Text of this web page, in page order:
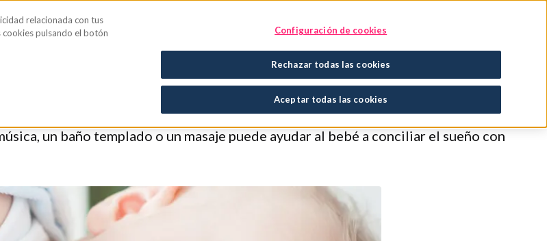
Encuentra tu tratamiento
relaje antes de ir a dormir
un baño templado o un masaje puede ayudar al bebé a conciliar el sueño con
relacionada con tus
cookies pulsando el botón
Configuración de cookies
Rechazar todas las cookies
Aceptar todas las cookies